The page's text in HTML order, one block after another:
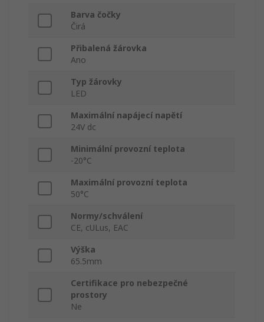
Barva čočky
Čirá
Přibalená žárovka
Ano
Typ žárovky
LED
Maximální napájecí napětí
24V dc
Minimální provozní teplota
-20°C
Maximální provozní teplota
50°C
Normy/schválení
CE, cULus, EAC
Výška
65.5mm
Certifikace pro nebezpečné
prostory
Ne